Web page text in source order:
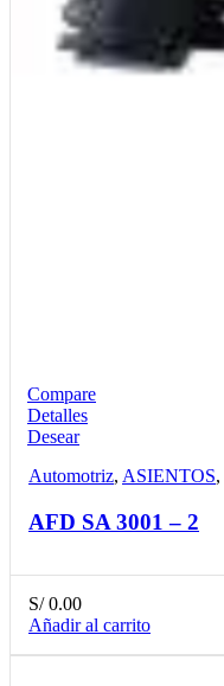
Compare
Detalles
Desear
Automotriz, ASIENTOS,
AFD SA 3001 – 2
S/0.00
Añadir al carrito